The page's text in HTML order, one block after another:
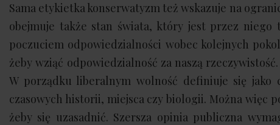
Sama etykietka konserwatyzm też wskazuje na
obejmuje także stan świata, który jest przez niego
poczuciem odpowiedzialności wobec kolejnych
żeby wziąć odpowiedzialność za naszą
W porządku liberalnym wolność definiuje się jako
czasowych historii, miejsca czy biologii. Można więc
żeby się uzasadnić. Szersza opinia publiczna